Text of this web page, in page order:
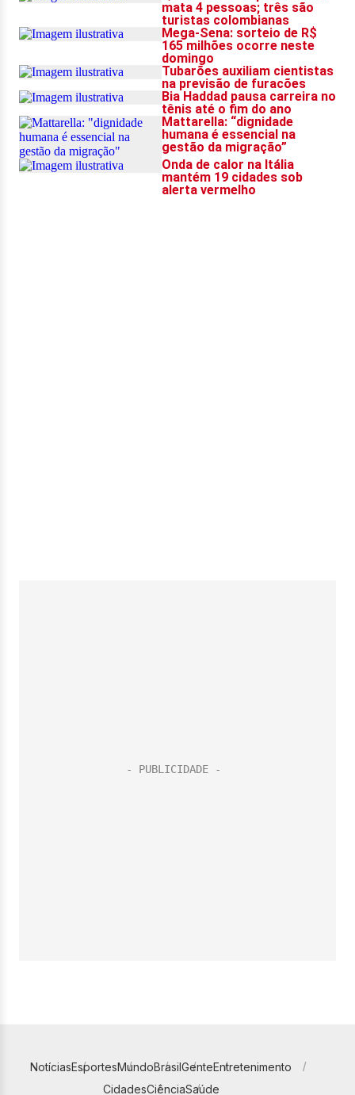
NotíciasEsportesMundoBrasilGenteEntretenimento
CidadesCiênciaSaúde